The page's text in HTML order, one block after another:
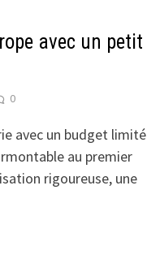
avec un petit
0
avec un budget limité
au premier
rigoureuse, une